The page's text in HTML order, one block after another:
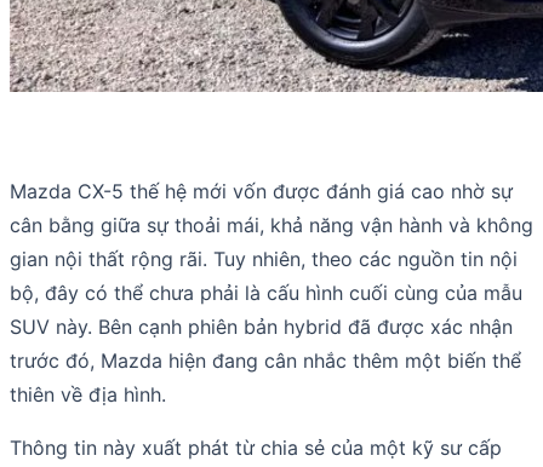
Mazda CX-5 thế hệ mới vốn được đánh giá cao nhờ sự
cân bằng giữa sự thoải mái, khả năng vận hành và không
gian nội thất rộng rãi. Tuy nhiên, theo các nguồn tin nội
bộ, đây có thể chưa phải là cấu hình cuối cùng của mẫu
SUV này. Bên cạnh phiên bản hybrid đã được xác nhận
trước đó, Mazda hiện đang cân nhắc thêm một biến thể
thiên về địa hình.
Thông tin này xuất phát từ chia sẻ của một kỹ sư cấp